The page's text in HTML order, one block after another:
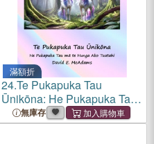
滿額折
24.Te Pukapuka Tau
Ūnikōna: He Pukapuka Tau
mā te Hunga Ako Tuatahi
無庫存